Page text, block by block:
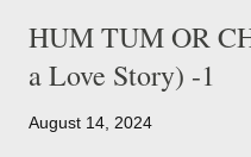
HUM TUM OR
a Love Story) -1
August 14, 2024